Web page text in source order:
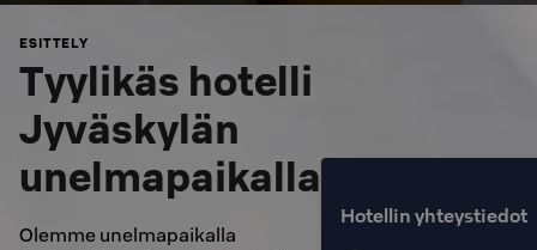
ESITTELY
Tyylikäs hotelli
Jyväskylän
unelmapaikalla
Olemme unelmapaikalla
Hotellin yhteystiedot